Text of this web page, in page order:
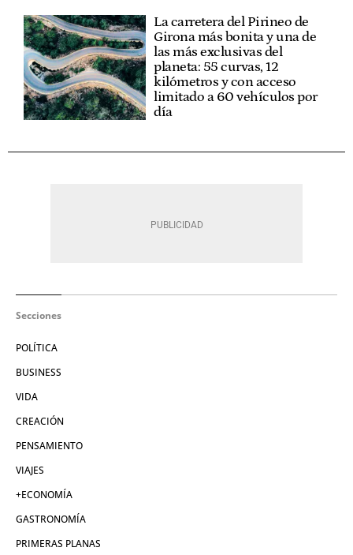
La carretera del Pirineo de
Girona más bonita y una de
las más exclusivas del
planeta: 55 curvas, 12
kilómetros y con acceso
limitado a 60 vehículos por
día
Secciones
POLÍTICA
BUSINESS
VIDA
CREACIÓN
PENSAMIENTO
VIAJES
+ECONOMÍA
GASTRONOMÍA
PRIMERAS PLANAS